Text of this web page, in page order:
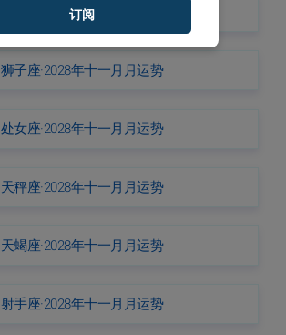
巨蟹座·2028年十一月月运势
狮子座·2028年十一月月运势
处女座·2028年十一月月运势
天秤座·2028年十一月月运势
天蝎座·2028年十一月月运势
射手座·2028年十一月月运势
订阅